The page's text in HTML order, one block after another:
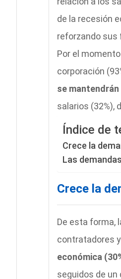
de la recesión
reforzando sus
Por el
corporación
se
salarios (32%),
Índice de
Crece la
Las
Crece la
De esta forma,
contratadores
económica
seguidos de